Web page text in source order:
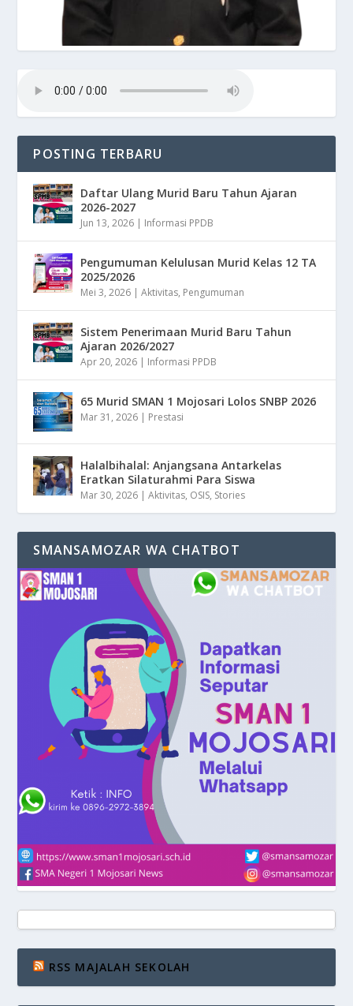
POSTING TERBARU
Daftar Ulang Murid Baru Tahun Ajaran
2026-2027
Jun 13, 2026 | Informasi PPDB
Pengumuman Kelulusan Murid Kelas 12 TA
2025/2026
Mei 3, 2026 |Aktivitas, Pengumuman
Sistem Penerimaan Murid Baru Tahun
Ajaran 2026/2027
Apr 20, 2026 | Informasi PPDB
65 Murid SMAN 1 Mojosari Lolos SNBP 2026
Mar 31, 2026 | Prestasi
Halalbihalal: Anjangsana Antarkelas
Eratkan Silaturahmi Para Siswa
Mar 30, 2026 |Aktivitas, OSIS, Stories
SMANSAMOZAR WA CHATBOT
RSS MAJALAH SEKOLAH